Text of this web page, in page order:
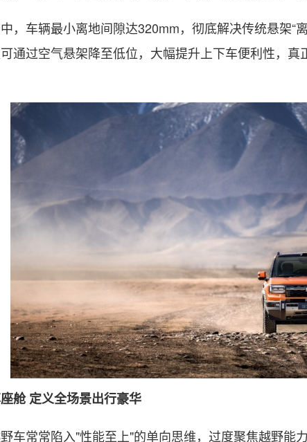
，车辆最小离地间隙达320mm，彻底解决传统悬架“
通过空气悬架降至低位，大幅提升上下车便利性，真
舱 定义全场景出行豪华
车常常陷入"性能至上"的单向思维，过度聚焦越野能